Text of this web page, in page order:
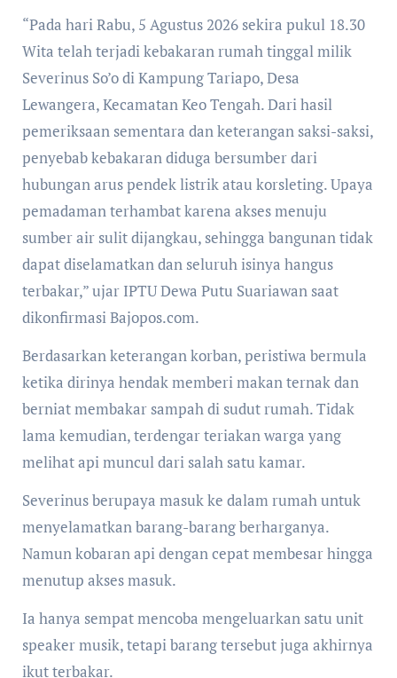
“Pada hari Rabu, 5 Agustus 2026 sekira pukul 18.30
Wita telah terjadi kebakaran rumah tinggal milik
Severinus So’o di Kampung Tariapo, Desa
Lewangera, Kecamatan Keo Tengah. Dari hasil
pemeriksaan sementara dan keterangan saksi-saksi,
penyebab kebakaran diduga bersumber dari
hubungan arus pendek listrik atau korsleting. Upaya
pemadaman terhambat karena akses menuju
sumber air sulit dijangkau, sehingga bangunan tidak
dapat diselamatkan dan seluruh isinya hangus
terbakar,” ujar IPTU Dewa Putu Suariawan saat
dikonfirmasi Bajopos.com.
Berdasarkan keterangan korban, peristiwa bermula
ketika dirinya hendak memberi makan ternak dan
berniat membakar sampah di sudut rumah. Tidak
lama kemudian, terdengar teriakan warga yang
melihat api muncul dari salah satu kamar.
Severinus berupaya masuk ke dalam rumah untuk
menyelamatkan barang-barang berharganya.
Namun kobaran api dengan cepat membesar hingga
menutup akses masuk.
Ia hanya sempat mencoba mengeluarkan satu unit
speaker musik, tetapi barang tersebut juga akhirnya
ikut terbakar.